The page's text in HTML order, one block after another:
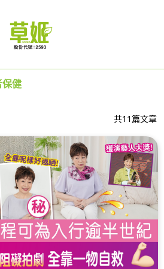
健
共11篇文章